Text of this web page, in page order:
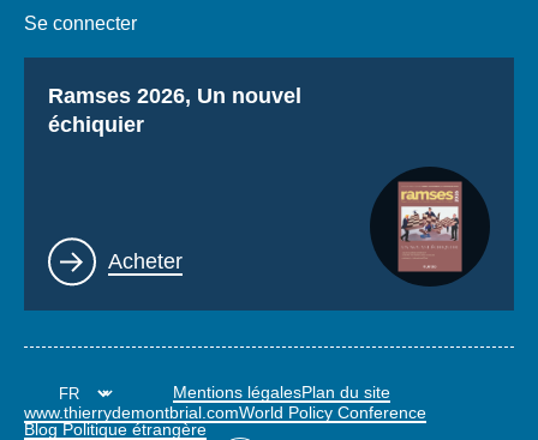
Se connecter
Titre
Ramses 2026, Un nouvel
échiquier
Lien
Acheter
Mentions légalesPlan du site
www.thierrydemontbrial.comWorld Policy Conference
Blog Politique étrangère